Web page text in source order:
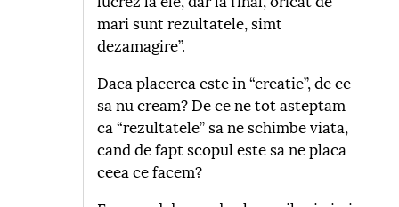
mari sunt rezultatele, simt
dezamagire”.
Daca placerea este in “creatie”, de ce
sa nu cream? De ce ne tot asteptam
ca “rezultatele” sa ne schimbe viata,
cand de fapt scopul este sa ne placa
ceea ce facem?